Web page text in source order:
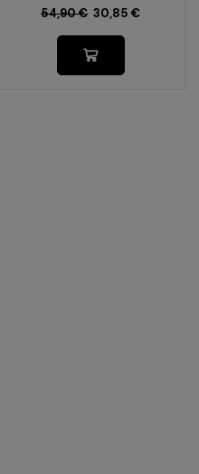
54,90€ 30,85€